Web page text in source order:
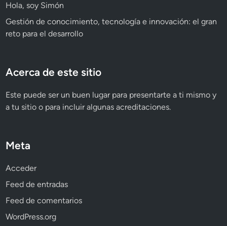
Hola, soy Simón
Gestión de conocimiento, tecnología e innovación: el gran
reto para el desarrollo
Acerca de este sitio
Este puede ser un buen lugar para presentarte a ti mismo y
a tu sitio o para incluir algunas acreditaciones.
Meta
Acceder
Feed de entradas
Feed de comentarios
WordPress.org